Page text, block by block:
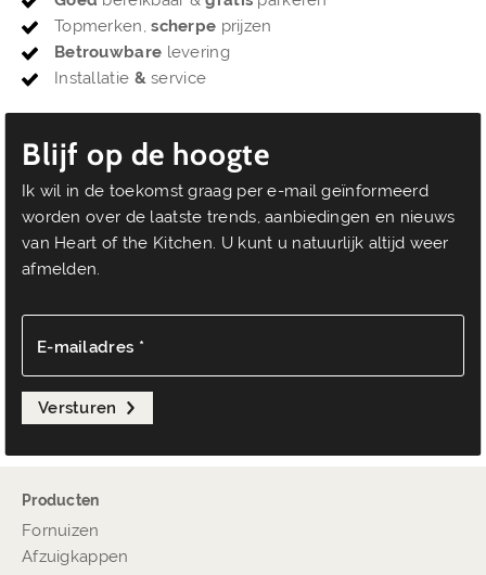
Topmerken,scherpe prijzen
Betrouwbare levering
Installatie &service
Blijf op de hoogte
Ik wil in de toekomst graag per e-mail geïnformeerd
worden over de laatste trends, aanbiedingen en nieuws
van Heart of the Kitchen. U kunt u natuurlijk altijd weer
afmelden.
E-mailadres *
Versturen
Producten
Fornuizen
Afzuigkappen